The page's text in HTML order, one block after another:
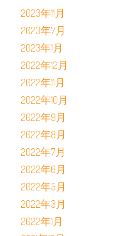
2023年11月
2023年7月
2023年1月
2022年12月
2022年11月
2022年10月
2022年9月
2022年8月
2022年7月
2022年6月
2022年5月
2022年3月
2022年1月